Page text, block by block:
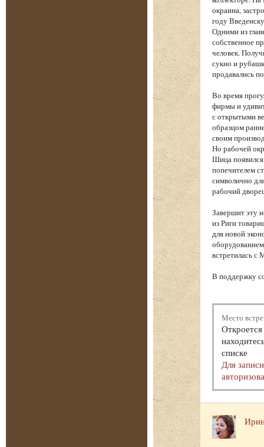
окраина,
году
Одними из
собственное
человек.
сукно и
продавались
Во время
фирмы и
с открытыми
образцом
своим
Но рабочей
Шица
попечителем
символично
рабочий
Завершит эту
из Риги
для новой
встретилась с
В поддержку
Место
списке
Для